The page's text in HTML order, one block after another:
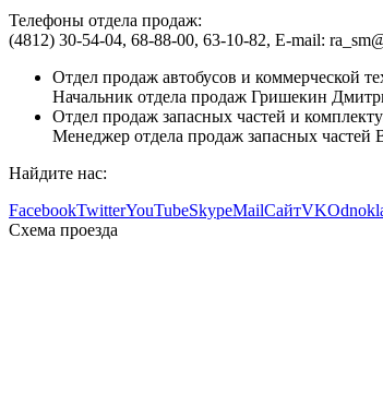
Телефоны отдела продаж:
(4812) 30-54-04, 68-88-00, 63-10-82, E-mail:
Отдел продаж автобусов и коммерческой
Начальник отдела продаж Гришекин
Отдел продаж запасных частей и
Менеджер отдела продаж запасных частей
Найдите нас:
FacebookTwitterYouTubeSkypeMailСайтVK
Схема проезда